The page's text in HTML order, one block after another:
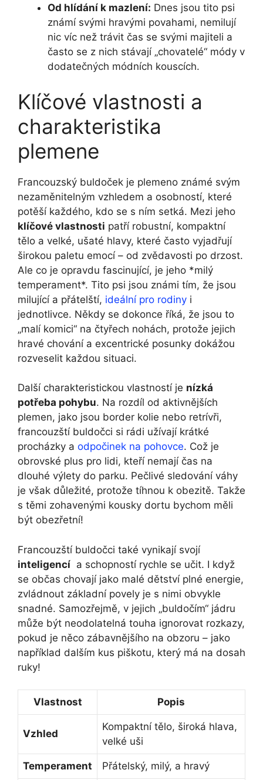
Od hlídání k mazlení: Dnes jsou tito psi
známí svými hravými povahami, nemilují
nic víc než‍ trávit ⁤čas ‍se ‌svými majiteli a
často se z‌ nich stávají „chovatelé“ módy v
dodatečných ‍módních kouscích.
Klíčové vlastnosti a
charakteristika
plemene
Francouzský buldoček ‍je plemeno známé ‍svým⁣
nezaměnitelným vzhledem a osobností, ‍které
potěší každého, ⁢kdo se ‌s ním‍ setká.⁤ Mezi jeho
klíčové vlastnosti patří robustní, kompaktní
tělo a velké, ušaté hlavy, které často vyjadřují
širokou paletu emocí –​ od‍ zvědavosti po drzost.
Ale co⁣ je opravdu fascinující, je jeho *milý‍
temperament*. ‌Tito psi jsou známi tím, že jsou⁤
milující a přátelští, ⁤ ideální pro rodiny i
jednotlivce. Někdy se​ dokonce říká, ‍že jsou to
„malí komici“ na čtyřech‍ nohách, protože jejich
hravé chování a excentrické ⁣posunky dokážou
rozveselit ‍každou situaci.
Další charakteristickou vlastností je nízká⁢
potřeba pohybu. ​Na rozdíl od aktivnějších
plemen, jako jsou border ⁢kolie nebo retrívři,
francouzští ⁣buldočci si rádi užívají krátké
procházky a odpočinek na pohovce. Což ⁤je
obrovské ⁤plus pro lidi, kteří⁢ nemají čas ‍na
dlouhé výlety do parku. Pečlivé sledování váhy⁣
je však důležité, protože tíhnou ‌k‌ obezitě. Takže
⁣s těmi zohavenými kousky dortu ⁤bychom ​měli
být obezřetní!
Francouzští buldočci také vynikají svojí ⁣
inteligencí ⁢ a schopností rychle se učit. I když
se občas chovají jako malé dětství ‍plné energie,
zvládnout⁤ základní povely​ je s nimi obvykle
snadné. Samozřejmě, v jejich „buldočím“ jádru
může být neodolatelná touha ignorovat rozkazy,
pokud je něco zábavnějšího na obzoru‍ – ‍jako
například dalším ​kus piškotu, který má na dosah
ruky!
Vlastnost Popis
Vzhled
Kompaktní tělo, široká hlava,
velké uši
Temperament Přátelský, milý, a hravý